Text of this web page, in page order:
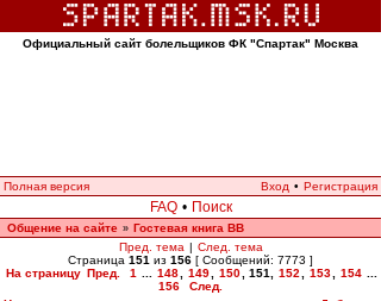
Официальный сайт болельщиков ФК "Спартак" Москва
Полная версия Вход • Регистрация
FAQ • Поиск
Общение на сайте » Гостевая книга ВВ
Пред. тема | След. тема
Страница 151 из 156 [ Сообщений: 7773 ]
На страницу Пред. 1 148 149 150 151 152 153 154
156
След.